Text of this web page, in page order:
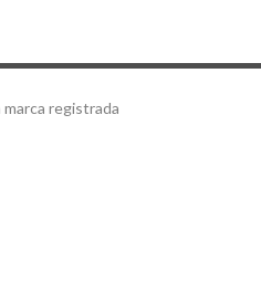
registrada